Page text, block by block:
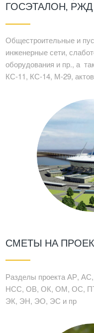
ГОСЭТАЛОН, РЖД
Общестроительные и
инженерные сети,
оборудования и пр., а
КС-11, КС-14, М-29,
СМЕТЫ НА
Разделы проекта АР,
НСС, ОВ, ОК, ОМ, ОС,
ЭК, ЭН, ЭО, ЭС и пр